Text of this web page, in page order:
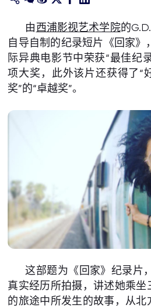
关于我们
由西浦影视艺术学院的
自导自制的纪录短片《回家》
际异典电影节中荣获“最佳纪
项大奖，此外该片还获得了“
奖”的“卓越奖”。
这部题为《回家》纪录片
真实经历所拍摄，讲述她乘
的旅途中所发生的故事，从